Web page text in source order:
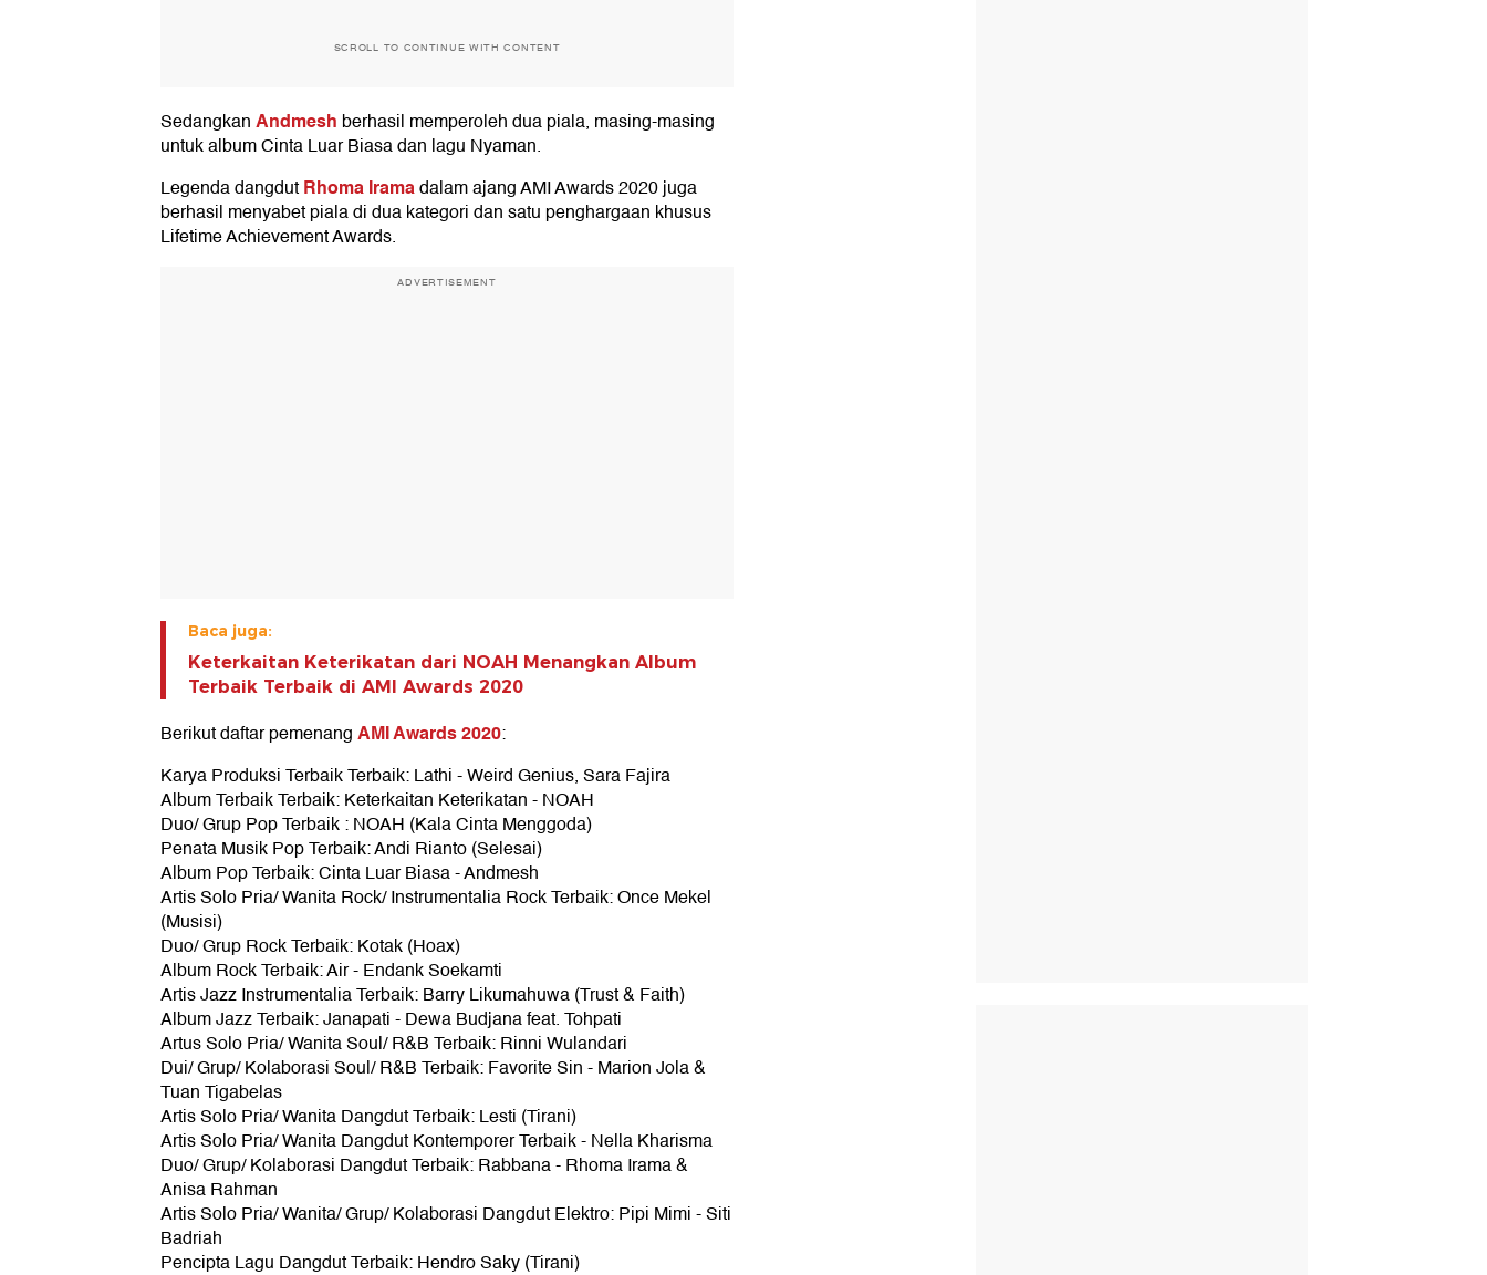
SCROLL TO CONTINUE WITH CONTENT
SedangkanAndmesh berhasil memperoleh dua piala, masing-masing
untuk album Cinta Luar Biasa dan lagu Nyaman.
Legenda dangdutRhoma Iramadalam ajang AMI Awards 2020 juga
berhasil menyabet piala di dua kategori dan satu penghargaan khusus
Lifetime Achievement Awards.
ADVERTISEMENT
Baca juga:
Keterkaitan Keterikatan dari NOAH Menangkan Album
Terbaik Terbaik di AMI Awards 2020
Berikut daftar pemenangAMI Awards 2020:
Karya Produksi Terbaik Terbaik: Lathi - Weird Genius, Sara Fajira
Album Terbaik Terbaik: Keterkaitan Keterikatan - NOAH
Duo/ Grup Pop Terbaik : NOAH (Kala Cinta Menggoda)
Penata Musik Pop Terbaik: Andi Rianto (Selesai)
Album Pop Terbaik: Cinta Luar Biasa - Andmesh
Artis Solo Pria/ Wanita Rock/ Instrumentalia Rock Terbaik: Once Mekel
(Musisi)
Duo/ Grup Rock Terbaik: Kotak (Hoax)
Album Rock Terbaik: Air - Endank Soekamti
Artis Jazz Instrumentalia Terbaik: Barry Likumahuwa (Trust & Faith)
Album Jazz Terbaik: Janapati - Dewa Budjana feat. Tohpati
Artus Solo Pria/ Wanita Soul/ R&B Terbaik: Rinni Wulandari
Dui/ Grup/ Kolaborasi Soul/ R&B Terbaik: Favorite Sin - Marion Jola &
Tuan Tigabelas
Artis Solo Pria/ Wanita Dangdut Terbaik: Lesti (Tirani)
Artis Solo Pria/ Wanita Dangdut Kontemporer Terbaik - Nella Kharisma
Duo/ Grup/ Kolaborasi Dangdut Terbaik: Rabbana - Rhoma Irama &
Anisa Rahman
Artis Solo Pria/ Wanita/ Grup/ Kolaborasi Dangdut Elektro: Pipi Mimi - Siti
Badriah
Pencipta Lagu Dangdut Terbaik: Hendro Saky (Tirani)